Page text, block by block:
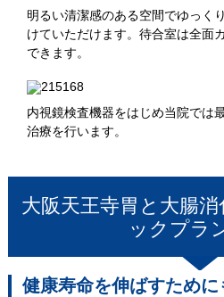
明るい清潔感のある空間でゆっく
けていただけます。待合室は全面
できます。
内視鏡検査機器をはじめ当院では
治療を行います。
大阪天王寺胃と大腸
ック プラ
健康寿命を伸ばすため